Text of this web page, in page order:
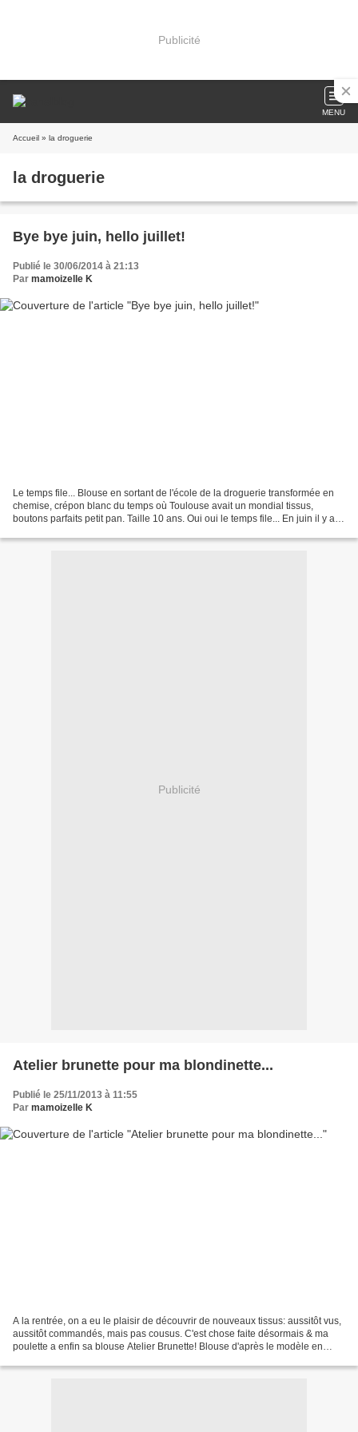
Publicité
MENU
Accueil » la droguerie
la droguerie
Bye bye juin, hello juillet!
Publié le 30/06/2014 à 21:13
Par mamoizelle K
Le temps file... Blouse en sortant de l'école de la droguerie transformée en
chemise, crépon blanc du temps où Toulouse avait un mondial tissus,
boutons parfaits petit pan. Taille 10 ans. Oui oui le temps file... En juin il y a
Publicité
Atelier brunette pour ma blondinette...
Publié le 25/11/2013 à 11:55
Par mamoizelle K
A la rentrée, on a eu le plaisir de découvrir de nouveaux tissus: aussitôt vus,
aussitôt commandés, mais pas cousus. C'est chose faite désormais & ma
poulette a enfin sa blouse Atelier Brunette! Blouse d'après le modèle en